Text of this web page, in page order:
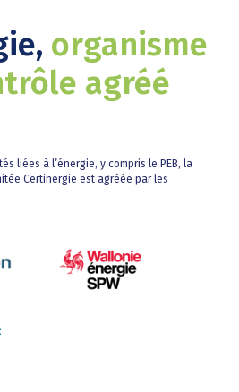
organisme
agréé
liées à l’énergie, y compris le PEB, la
Certinergie est agréée par les